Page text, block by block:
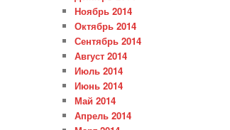
Ноябрь 2014
Октябрь 2014
Сентябрь 2014
Август 2014
Июль 2014
Июнь 2014
Май 2014
Апрель 2014